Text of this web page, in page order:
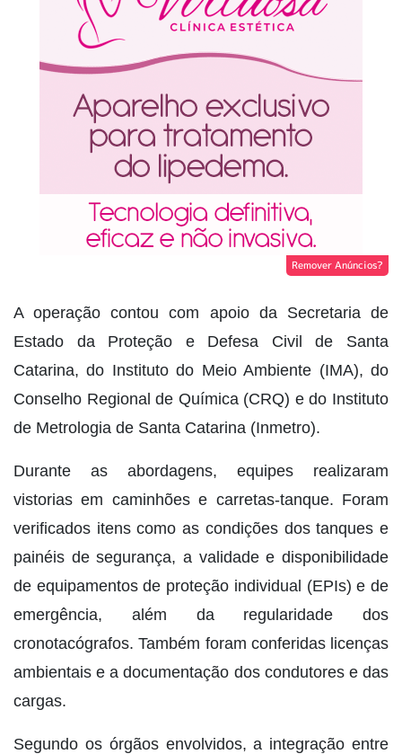
Remover Anúncios?
A operação contou com apoio da Secretaria de
Estado da Proteção e Defesa Civil de Santa
Catarina, do Instituto do Meio Ambiente (IMA), do
Conselho Regional de Química (CRQ) e do Instituto
de Metrologia de Santa Catarina (Inmetro).
Durante as abordagens, equipes realizaram
vistorias em caminhões e carretas-tanque. Foram
verificados itens como as condições dos tanques e
painéis de segurança, a validade e disponibilidade
de equipamentos de proteção individual (EPIs) e de
emergência, além da regularidade dos
cronotacógrafos. Também foram conferidas licenças
ambientais e a documentação dos condutores e das
cargas.
Segundo os órgãos envolvidos, a integração entre